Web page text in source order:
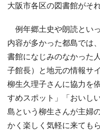
大阪市各区の図書館がそ
例年郷土史や朗読とい
内容が多かった都島では
書館になじみのなかった
子館長）と地元の情報サ
柳生久理子さんに協力を
すめスポット」「おいし
島という柳生さんが主婦
かく楽しく気軽に来ても